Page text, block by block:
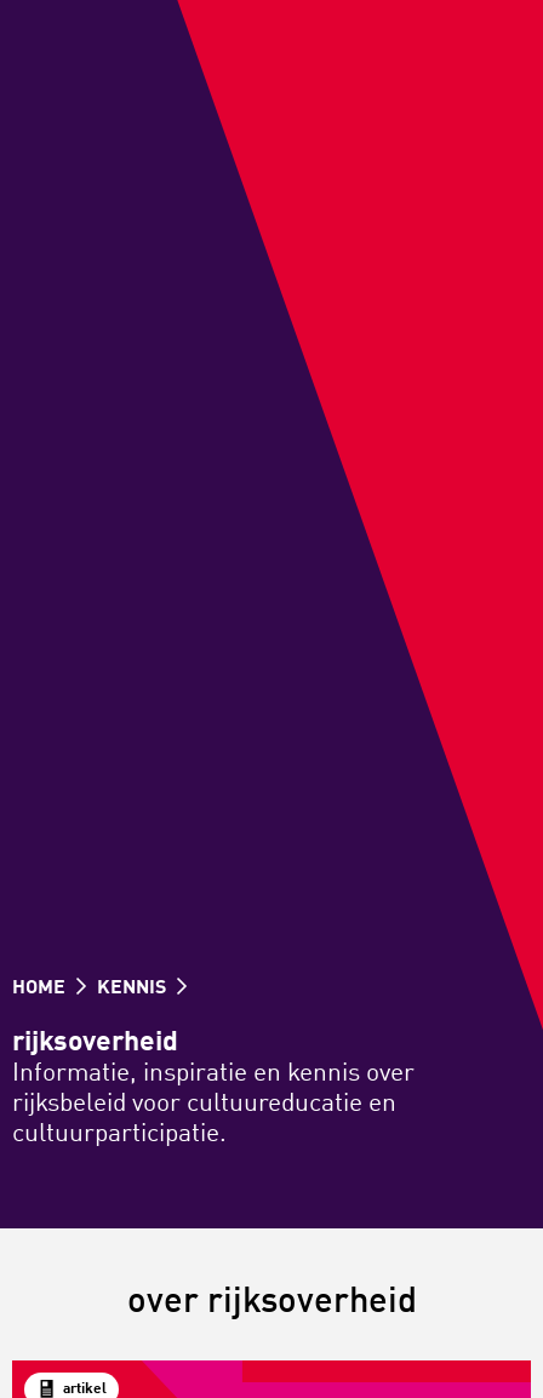
HOME KENNIS
rijksoverheid
Informatie, inspiratie en kennis over
rijksbeleid voor cultuureducatie en
cultuurparticipatie.
over rijksoverheid
artikel